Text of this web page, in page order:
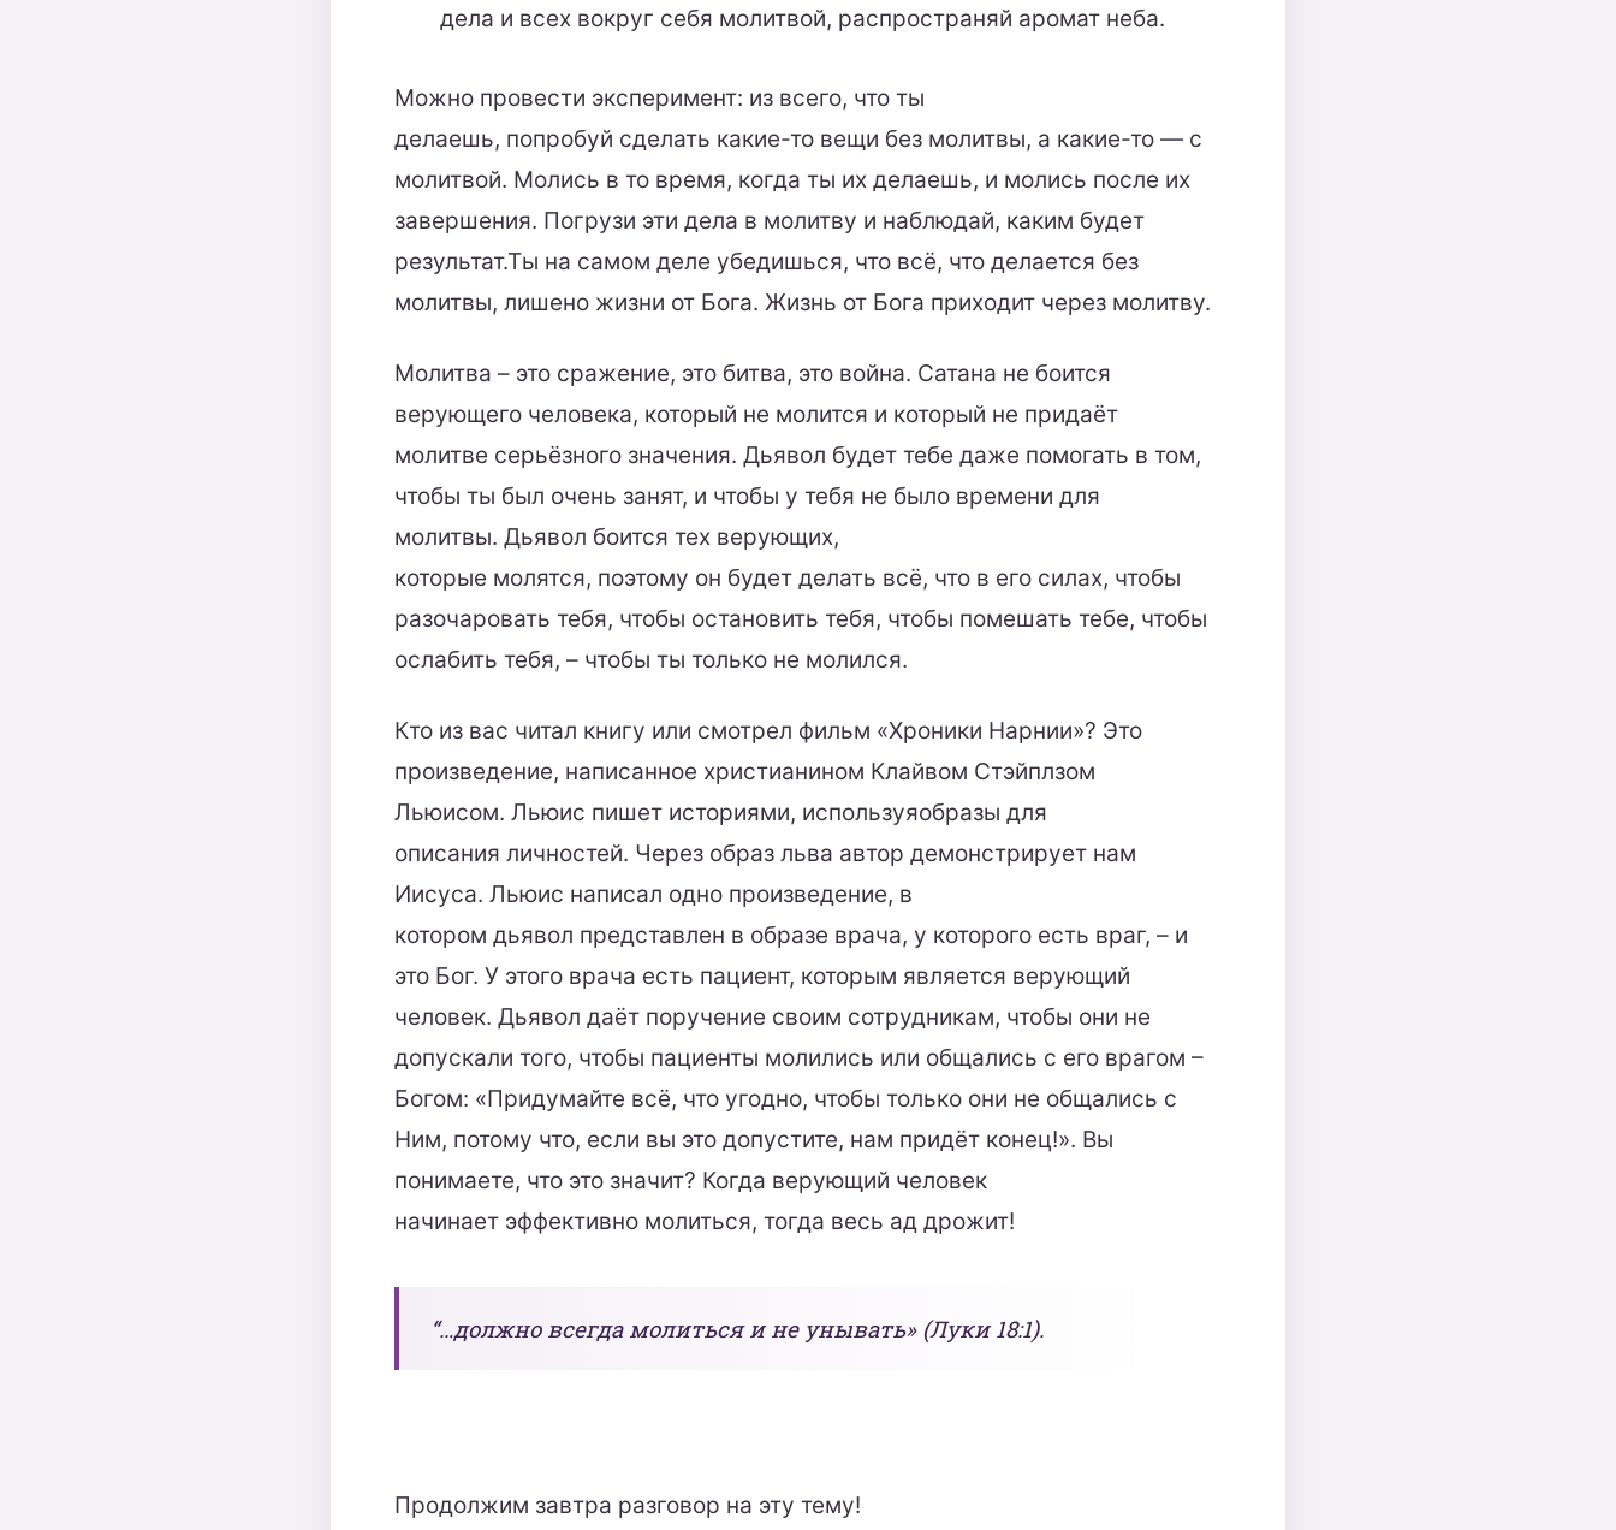
дела и всех вокруг себя молитвой, распространяй аромат неба.
Можно провести эксперимент: из всего, что ты
делаешь, попробуй сделать какие-то вещи без молитвы, а какие-то — с
молитвой. Молись в то время, когда ты их делаешь, и молись после их
завершения. Погрузи эти дела в молитву и наблюдай, каким будет
результат.Ты на самом деле убедишься, что всё, что делается без
молитвы, лишено жизни от Бога. Жизнь от Бога приходит через молитву.
Молитва – это сражение, это битва, это война. Сатана не боится
верующего человека, который не молится и который не придаёт
молитве серьёзного значения. Дьявол будет тебе даже помогать в том,
чтобы ты был очень занят, и чтобы у тебя не было времени для
молитвы. Дьявол боится тех верующих,
которые молятся, поэтому он будет делать всё, что в его силах, чтобы
разочаровать тебя, чтобы остановить тебя, чтобы помешать тебе, чтобы
ослабить тебя, – чтобы ты только не молился.
Кто из вас читал книгу или смотрел фильм «Хроники Нарнии»? Это
произведение, написанное христианином Клайвом Стэйплзом
Льюисом. Льюис пишет историями, используяобразы для
описания личностей. Через образ льва автор демонстрирует нам
Иисуса. Льюис написал одно произведение, в
котором дьявол представлен в образе врача, у которого есть враг, – и
это Бог. У этого врача есть пациент, которым является верующий
человек. Дьявол даёт поручение своим сотрудникам, чтобы они не
допускали того, чтобы пациенты молились или общались с его врагом –
Богом: «Придумайте всё, что угодно, чтобы только они не общались с
Ним, потому что, если вы это допустите, нам придёт конец!». Вы
понимаете, что это значит? Когда верующий человек
начинает эффективно молиться, тогда весь ад дрожит!
“…должно всегда молиться и не унывать» (Луки 18:1).
Продолжим завтра разговор на эту тему!